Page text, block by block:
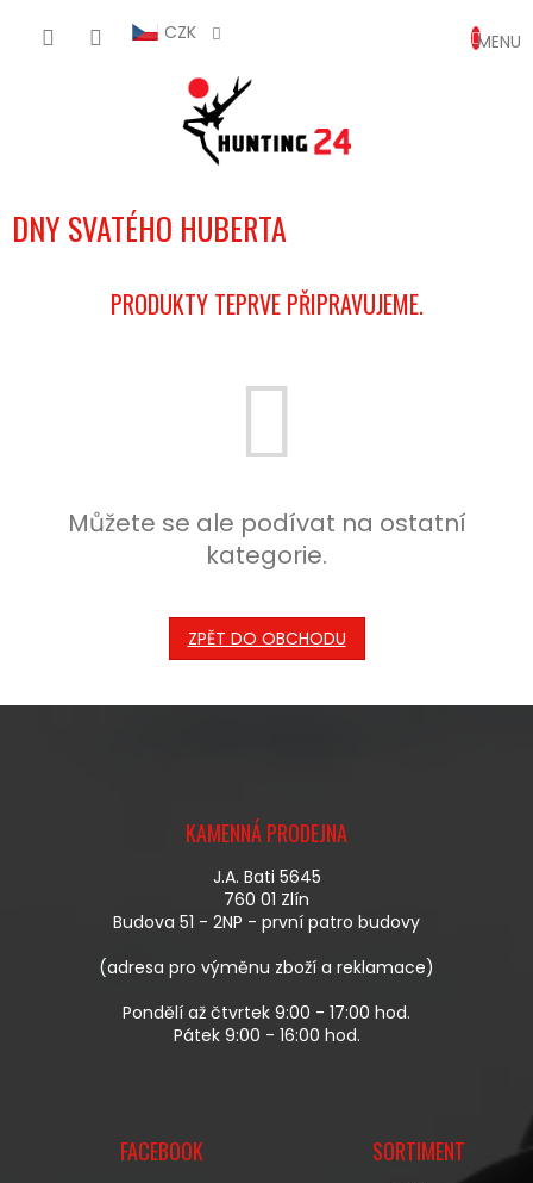
CZK
KOŠÍK
DNY SVATÉHO HUBERTA
PRODUKTY TEPRVE PŘIPRAVUJEME.
Můžete se ale podívat na ostatní
kategorie.
ZPĚT DO OBCHODU
KAMENNÁ PRODEJNA
J.A. Bati 5645
760 01 Zlín
Budova 51 - 2NP - první patro budovy
(adresa pro výměnu zboží a reklamace)
Pondělí až čtvrtek 9:00 - 17:00 hod.
Pátek 9:00 - 16:00 hod.
FACEBOOK SORTIMENT